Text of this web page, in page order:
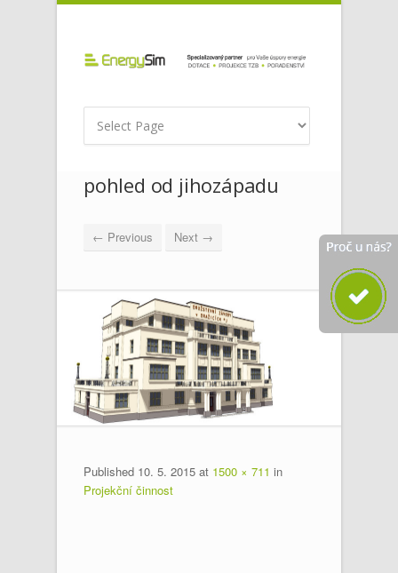
pohled od jihozápadu
← Previous Next →
Published 10. 5. 2015 at 1500 × 711 in
Projekční činnost